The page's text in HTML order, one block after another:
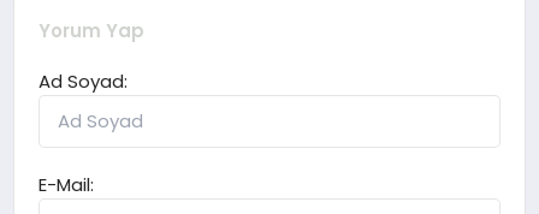
Yorum Yap
Ad Soyad:
E-Mail: